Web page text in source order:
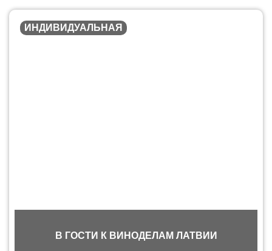
ИНДИВИДУАЛЬНАЯ
В ГОСТИ К ВИНОДЕЛАМ ЛАТВИИ